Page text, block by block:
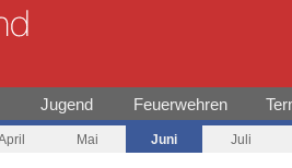
Jugend Feuerwehren
Mai Juni Juli